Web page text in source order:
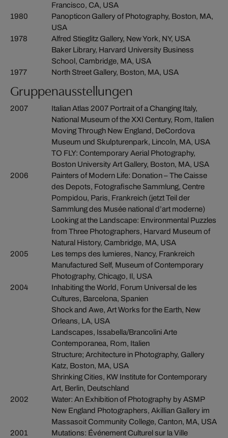
Francisco, CA, USA
1980
Panopticon Gallery of Photography, Boston, MA,
USA
1978
Alfred Stieglitz Gallery, New York, NY, USA
Baker Library, Harvard University Business
School, Cambridge, MA, USA
1977
North Street Gallery, Boston, MA, USA
Gruppenausstellungen
2007
Italian Atlas 2007 Portrait of a Changing Italy,
National Museum of the XXI Century, Rom, Italien
Moving Through New England, DeCordova
Museum und Skulpturenpark, Lincoln, MA, USA
TO FLY: Contemporary Aerial Photography,
Boston University Art Gallery, Boston, MA, USA
2006
Painters of Modern Life: Donation – The Caisse
des Depots, Fotografische Sammlung, Centre
Pompidou, Paris, Frankreich (jetzt Teil der
Sammlung des Musée national d’art moderne)
Looking at the Landscape: Environmental Puzzles
from Three Photographers, Harvard Museum of
Natural History, Cambridge, MA, USA
2005
Les temps des lumieres, Nancy, Frankreich
Manufactured Self, Museum of Contemporary
Photography, Chicago, Il, USA
2004
Inhabiting the World, Forum Universal de les
Cultures, Barcelona, Spanien
Shock and Awe, Art Works for the Earth, New
Orleans, LA, USA
Landscapes, Issabella/Brancolini Arte
Contemporanea, Rom, Italien
Structure; Architecture in Photography, Gallery
Katz, Boston, MA, USA
Shrinking Cities, KW Institute for Contemporary
Art, Berlin, Deutschland
2002
Water: An Exhibition of Photography by ASMP
New England Photographers, Akillian Gallery im
Massasoit Community College, Canton, MA, USA
2001
Mutations: Événement Culturel sur la Ville